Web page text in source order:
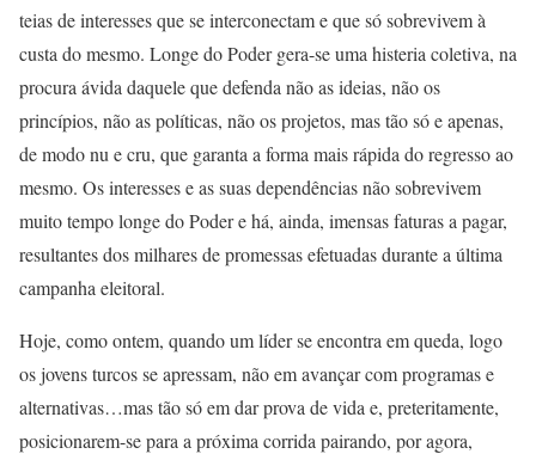
teias de interesses que se interconectam e que só sobrevivem à
custa do mesmo. Longe do Poder gera-se uma histeria coletiva, na
procura ávida daquele que defenda não as ideias, não os
princípios, não as políticas, não os projetos, mas tão só e apenas,
de modo nu e cru, que garanta a forma mais rápida do regresso ao
mesmo. Os interesses e as suas dependências não sobrevivem
muito tempo longe do Poder e há, ainda, imensas faturas a pagar,
resultantes dos milhares de promessas efetuadas durante a última
campanha eleitoral.
Hoje, como ontem, quando um líder se encontra em queda, logo
os jovens turcos se apressam, não em avançar com programas e
alternativas…mas tão só em dar prova de vida e, preteritamente,
posicionarem-se para a próxima corrida pairando, por agora,